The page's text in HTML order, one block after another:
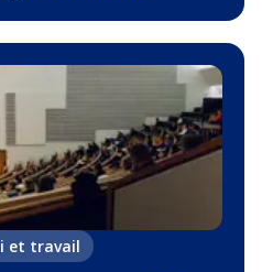
et travail